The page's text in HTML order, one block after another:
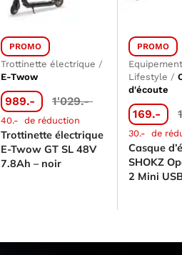
PROMO
Trottinette électrique /
E-Twow
989.- 1'029.-
40.- de réduction
Trottinette électrique
E-Twow GT SL 48V
7.8Ah – noir
PROMO
Lifestyle /
d'écoute
169.-
30.- de
Casque
SHOKZ
2 Mini